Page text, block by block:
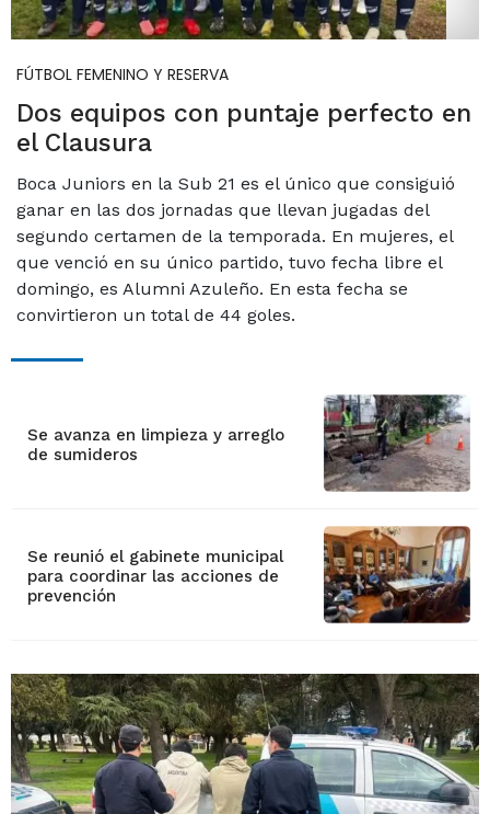
FÚTBOL FEMENINO Y RESERVA
Dos equipos con puntaje perfecto en
el Clausura
Boca Juniors en la Sub 21 es el único que consiguió
ganar en las dos jornadas que llevan jugadas del
segundo certamen de la temporada. En mujeres, el
que venció en su único partido, tuvo fecha libre el
domingo, es Alumni Azuleño. En esta fecha se
convirtieron un total de 44 goles.
Se avanza en limpieza y arreglo
de sumideros
Se reunió el gabinete municipal
para coordinar las acciones de
prevención